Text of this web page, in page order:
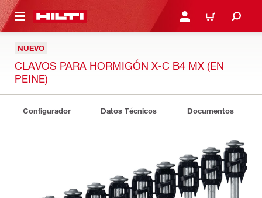
PRINCIPAL INICIE SESIÓN O
CARRITO
NUEVO
CLAVOS PARA HORMIGÓN X-C B4 MX (EN
PEINE)
Configurador Datos Técnicos Documentos